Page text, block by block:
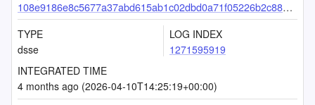
108e9186e8c5677a37abd615ab1c02dbd0a71f05226b2c88201a4240cb350731abb88145f3cba3f8
TYPE
dsse
LOG INDEX
1271595919
INTEGRATED TIME
4 months ago (2026-04-10T14:25:19+00:00)